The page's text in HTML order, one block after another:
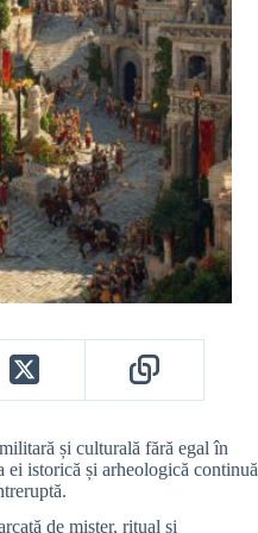
și culturală fără egal în
istorică și arheologică continuă
de mister, ritual și